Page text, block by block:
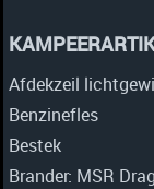
Afdekzeil
Benzinefles
Bestek
Brander: MSR